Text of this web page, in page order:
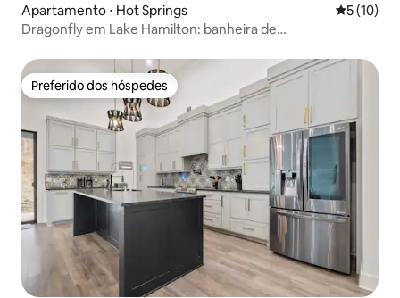
Apartamento ⋅ Hot Springs 5 de uma
5 (10)
Dragonfly em Lake Hamilton: banheira de
Preferido dos hóspedes
Preferido dos hóspedes